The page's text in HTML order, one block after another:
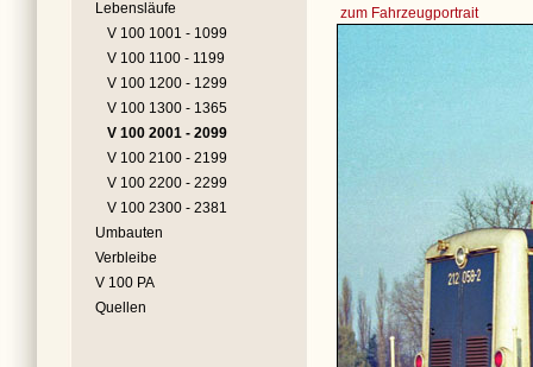
Lebensläufe
V 100 1001 - 1099
V 100 1100 - 1199
V 100 1200 - 1299
V 100 1300 - 1365
V 100 2001 - 2099
V 100 2100 - 2199
V 100 2200 - 2299
V 100 2300 - 2381
Umbauten
Verbleibe
V 100 PA
Quellen
zum Fahrzeugportrait